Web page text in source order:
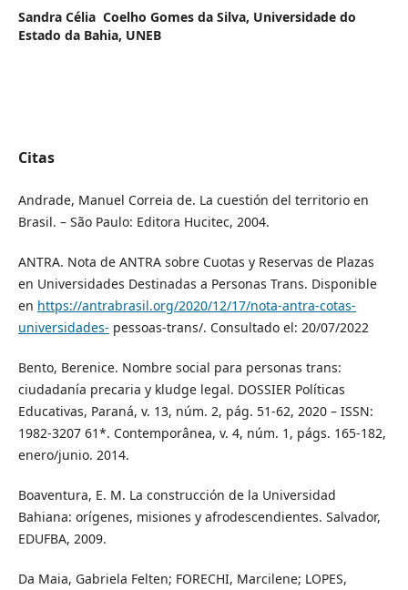
Sandra Célia Coelho Gomes da Silva, Universidade do
Estado da Bahia, UNEB
Citas
Andrade, Manuel Correia de. La cuestión del territorio en
Brasil. – São Paulo: Editora Hucitec, 2004.
ANTRA. Nota de ANTRA sobre Cuotas y Reservas de Plazas
en Universidades Destinadas a Personas Trans. Disponible
en https://antrabrasil.org/2020/12/17/nota-antra-cotas-
universidades- pessoas-trans/. Consultado el: 20/07/2022
Bento, Berenice. Nombre social para personas trans:
ciudadanía precaria y kludge legal. DOSSIER Políticas
Educativas, Paraná, v. 13, núm. 2, pág. 51-62, 2020 – ISSN:
1982-3207 61*. Contemporânea, v. 4, núm. 1, págs. 165-182,
enero/junio. 2014.
Boaventura, E. M. La construcción de la Universidad
Bahiana: orígenes, misiones y afrodescendientes. Salvador,
EDUFBA, 2009.
Da Maia, Gabriela Felten; FORECHI, Marcilene; LOPES,